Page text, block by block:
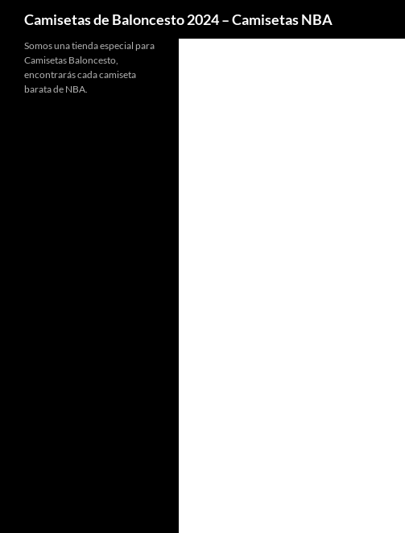
Camisetas de Baloncesto 2024 – Camisetas NBA
Somos una tienda especial para
Camisetas Baloncesto,
encontrarás cada camiseta
barata de NBA.